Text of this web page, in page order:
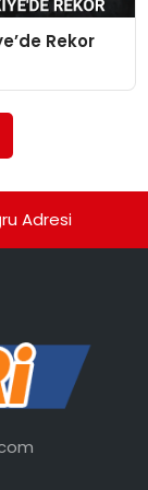
Rekor
Adresi